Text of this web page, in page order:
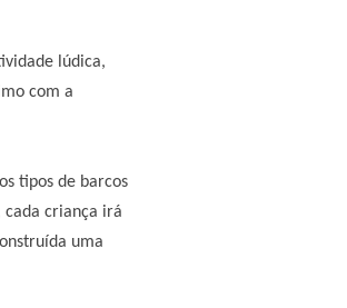
lúdica,
com a
tipos de barcos
cada criança irá
uma